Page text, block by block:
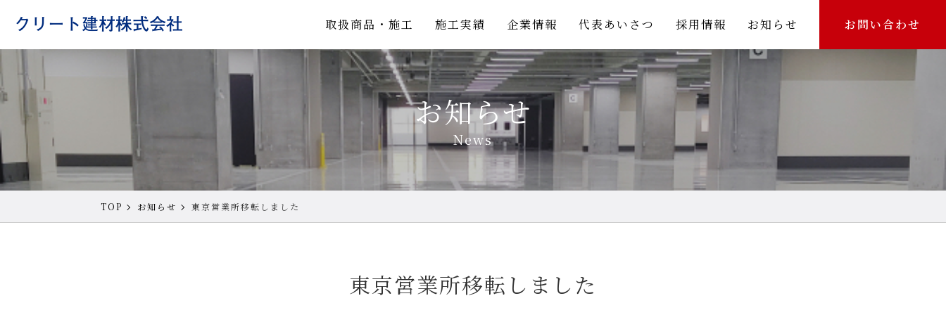
取扱商品・施工 施工実績 企業情報 代表あいさつ 採用情報 お知らせ お問い合わせ
お知らせ
News
TOP お知らせ 東京営業所移転しました
東京営業所移転しました